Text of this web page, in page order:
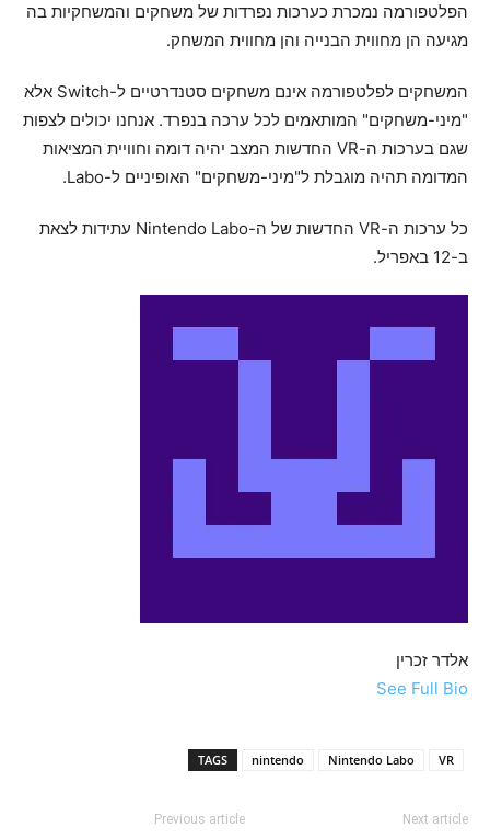
הפלטפורמה נמכרת כערכות נפרדות של משחקים והמשחקיות בה
מגיעה הן מחווית הבנייה והן מחווית המשחק.
המשחקים לפלטפורמה אינם משחקים סטנדרטיים ל-Switch אלא
"מיני-משחקים" המותאמים לכל ערכה בנפרד. אנחנו יכולים לצפות
שגם בערכות ה-VR החדשות המצב יהיה דומה וחוויית המציאות
המדומה תהיה מוגבלת ל"מיני-משחקים" האופיניים ל-Labo.
כל ערכות ה-VR החדשות של ה-Nintendo Labo עתידות לצאת
ב-12 באפריל.
אלדר זכרין
See Full Bio
TAGS nintendo Nintendo Labo VR
Previous article Next article